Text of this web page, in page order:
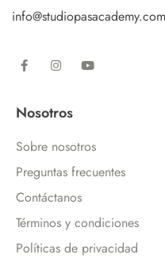
info@studiopasacademy.com
Nosotros
Sobre nosotros
Preguntas frecuentes
Contáctanos
Términos y condiciones
Políticas de privacidad